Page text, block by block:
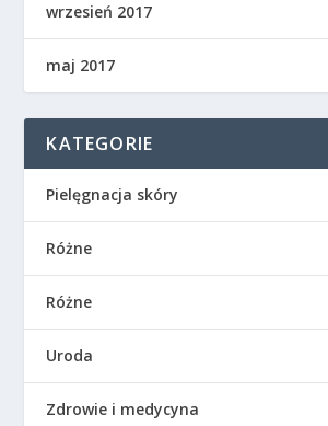
wrzesień 2017
maj 2017
KATEGORIE
Pielęgnacja skóry
Różne
Różne
Uroda
Zdrowie i medycyna